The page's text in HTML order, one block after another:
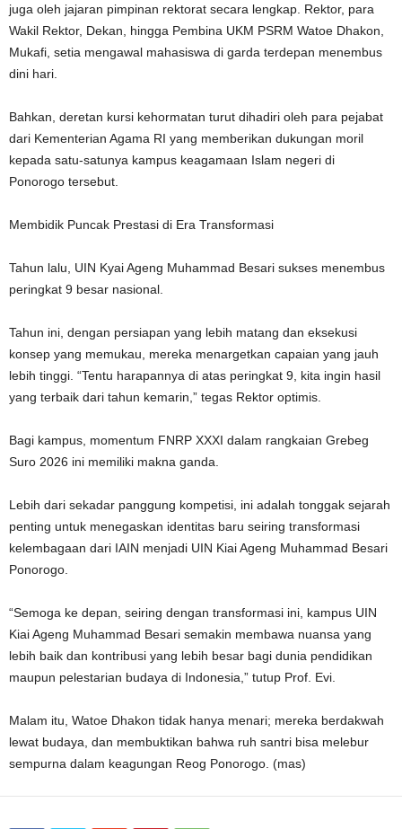
juga oleh jajaran pimpinan rektorat secara lengkap. Rektor, para
Wakil Rektor, Dekan, hingga Pembina UKM PSRM Watoe Dhakon,
Mukafi, setia mengawal mahasiswa di garda terdepan menembus
dini hari.
Bahkan, deretan kursi kehormatan turut dihadiri oleh para pejabat
dari Kementerian Agama RI yang memberikan dukungan moril
kepada satu-satunya kampus keagamaan Islam negeri di
Ponorogo tersebut.
Membidik Puncak Prestasi di Era Transformasi
Tahun lalu, UIN Kyai Ageng Muhammad Besari sukses menembus
peringkat 9 besar nasional.
Tahun ini, dengan persiapan yang lebih matang dan eksekusi
konsep yang memukau, mereka menargetkan capaian yang jauh
lebih tinggi. “Tentu harapannya di atas peringkat 9, kita ingin hasil
yang terbaik dari tahun kemarin,” tegas Rektor optimis.
Bagi kampus, momentum FNRP XXXI dalam rangkaian Grebeg
Suro 2026 ini memiliki makna ganda.
Lebih dari sekadar panggung kompetisi, ini adalah tonggak sejarah
penting untuk menegaskan identitas baru seiring transformasi
kelembagaan dari IAIN menjadi UIN Kiai Ageng Muhammad Besari
Ponorogo.
“Semoga ke depan, seiring dengan transformasi ini, kampus UIN
Kiai Ageng Muhammad Besari semakin membawa nuansa yang
lebih baik dan kontribusi yang lebih besar bagi dunia pendidikan
maupun pelestarian budaya di Indonesia,” tutup Prof. Evi.
Malam itu, Watoe Dhakon tidak hanya menari; mereka berdakwah
lewat budaya, dan membuktikan bahwa ruh santri bisa melebur
sempurna dalam keagungan Reog Ponorogo. (mas)